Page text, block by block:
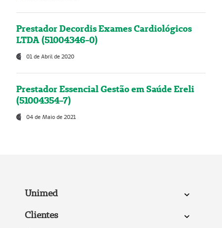
Prestador Decordis Exames Cardiológicos
LTDA (51004346-0)
01 de Abril de 2020
Prestador Essencial Gestão em Saúde Ereli
(51004354-7)
04 de Maio de 2021
Unimed
Clientes